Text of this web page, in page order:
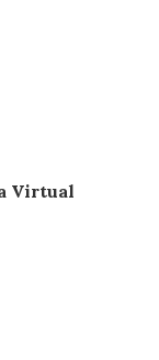
Virtual